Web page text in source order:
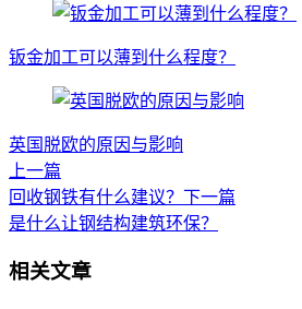
钣金加工可以薄到什么程度？
英国脱欧的原因与影响
上一篇
回收钢铁有什么建议？ 下一篇
是什么让钢结构建筑环保？
相关文章